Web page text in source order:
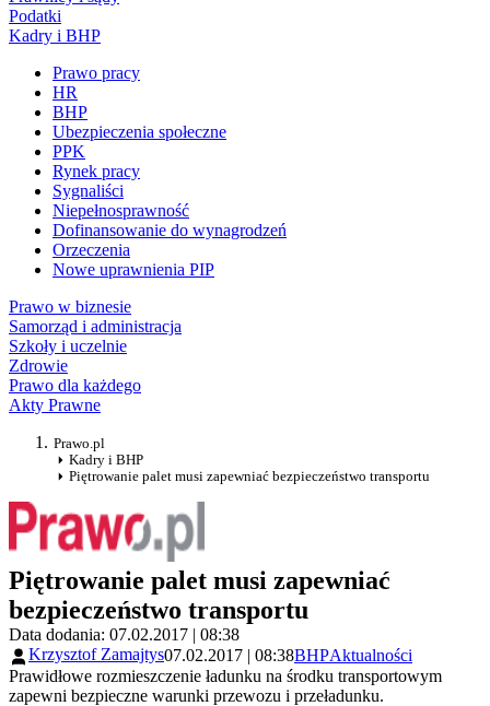
Podatki
Kadry i BHP
Prawo pracy
HR
BHP
Ubezpieczenia społeczne
PPK
Rynek pracy
Sygnaliści
Niepełnosprawność
Dofinansowanie do wynagrodzeń
Orzeczenia
Nowe uprawnienia PIP
Prawo w biznesie
Samorząd i administracja
Szkoły i uczelnie
Zdrowie
Prawo dla każdego
Akty Prawne
Prawo.pl
Kadry i BHP
Piętrowanie palet musi zapewniać bezpieczeństwo transportu
Piętrowanie palet musi zapewniać
bezpieczeństwo transportu
Data dodania: 07.02.2017 | 08:38
Krzysztof Zamajtys07.02.2017 | 08:38BHPAktualności
Prawidłowe rozmieszczenie ładunku na środku transportowym
zapewni bezpieczne warunki przewozu i przeładunku.